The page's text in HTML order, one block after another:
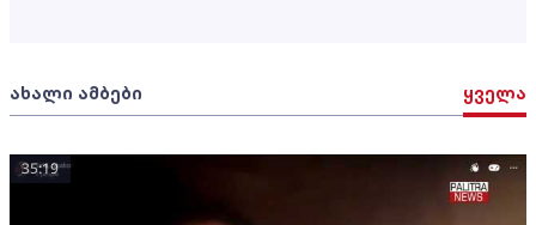
ახალი ამბები ყველა
35:19